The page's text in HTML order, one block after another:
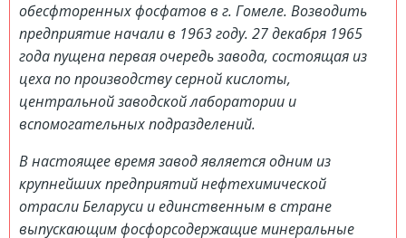
обесфторенных фосфатов в г. Гомеле. Возводить
предприятие начали в 1963 году. 27 декабря 1965
года пущена первая очередь завода, состоящая из
цеха по производству серной кислоты,
центральной заводской лаборатории и
вспомогательных подразделений.
В настоящее время завод является одним из
крупнейших предприятий нефтехимической
отрасли Беларуси и единственным в стране
выпускающим фосфорсодержащие минеральные